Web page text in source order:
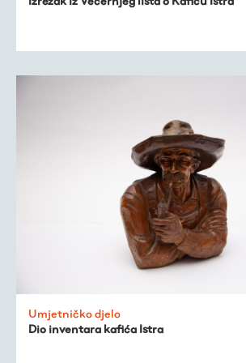
Umjetničko djelo
Dio inventara kafića Istra